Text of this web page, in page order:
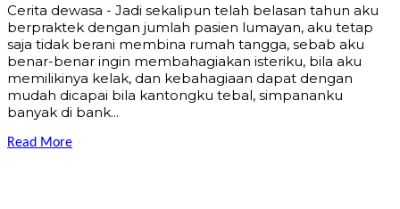
Cerita dewasa - Jadi sekalipun telah belasan tahun aku
berpraktek dengan jumlah pasien lumayan, aku tetap
saja tidak berani membina rumah tangga, sebab aku
benar-benar ingin membahagiakan isteriku, bila aku
memilikinya kelak, dan kebahagiaan dapat dengan
mudah dicapai bila kantongku tebal, simpananku
banyak di bank...
Read More